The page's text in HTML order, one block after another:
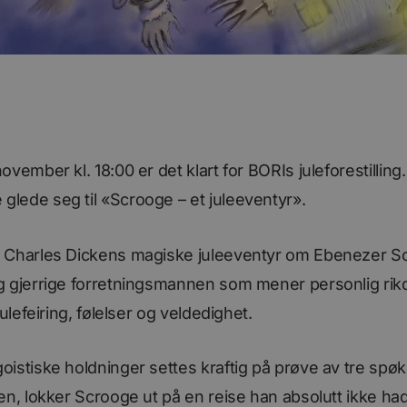
kl. 18:00 er det klart for BORIs
seg til «Scrooge – et juleeventyr».
Dickens magiske juleeventyr om Ebenezer
gjerrige forretningsmannen som mener personlig
følelser og veldedighet.
holdninger settes kraftig på prøve av tre
lokker Scrooge ut på en reise han absolutt ikke